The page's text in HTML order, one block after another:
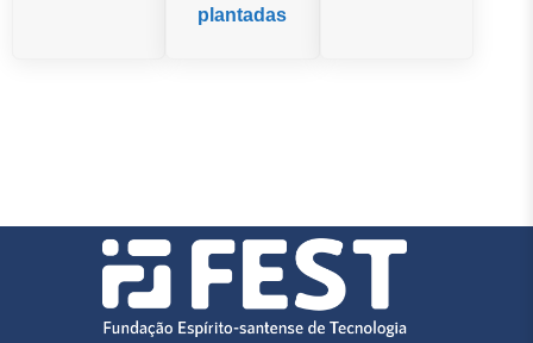
plantadas